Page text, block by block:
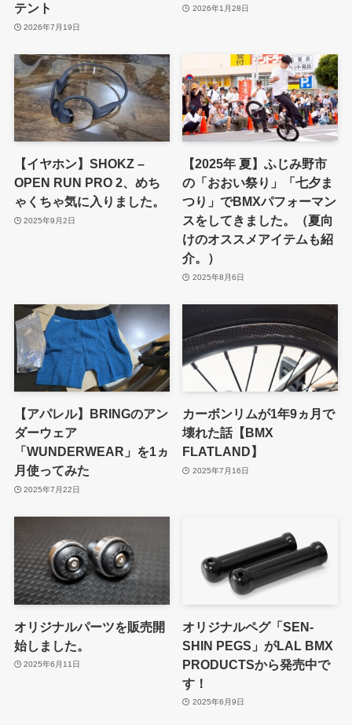
テント
2026年7月19日
2026年1月28日
【イヤホン】SHOKZ –
OPEN RUN PRO 2、めち
ゃくちゃ気に入りました。
2025年9月2日
【2025年 夏】ふじみ野市
の「おおい祭り」「七夕ま
つり」でBMXパフォーマン
スをしてきました。（夏向
けのオススメアイテムも紹
介。）
2025年8月6日
【アパレル】BRINGのアン
ダーウェア
「WUNDERWEAR」を1ヵ
月使ってみた
2025年7月22日
カーボンリムが1年9ヵ月で
壊れた話【BMX
FLATLAND】
2025年7月16日
オリジナルパーツを販売開
始しました。
2025年6月11日
オリジナルペグ「SEN-
SHIN PEGS」がLAL BMX
PRODUCTSから発売中で
す！
2025年6月9日